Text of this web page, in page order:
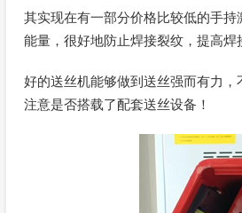
其实现在有一部分价格比较低的手
能量，很好地防止焊接裂纹，提高焊
好的送丝机能够做到送丝强而有力
注意是否搭载了配套送丝设备！